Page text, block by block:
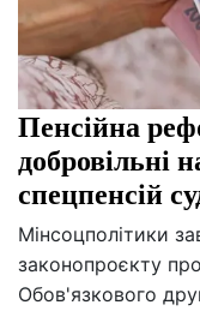
Пенсійна
добровільні
спецпенсій
Мінсоцполітики
законопроєкту
Обов'язкового